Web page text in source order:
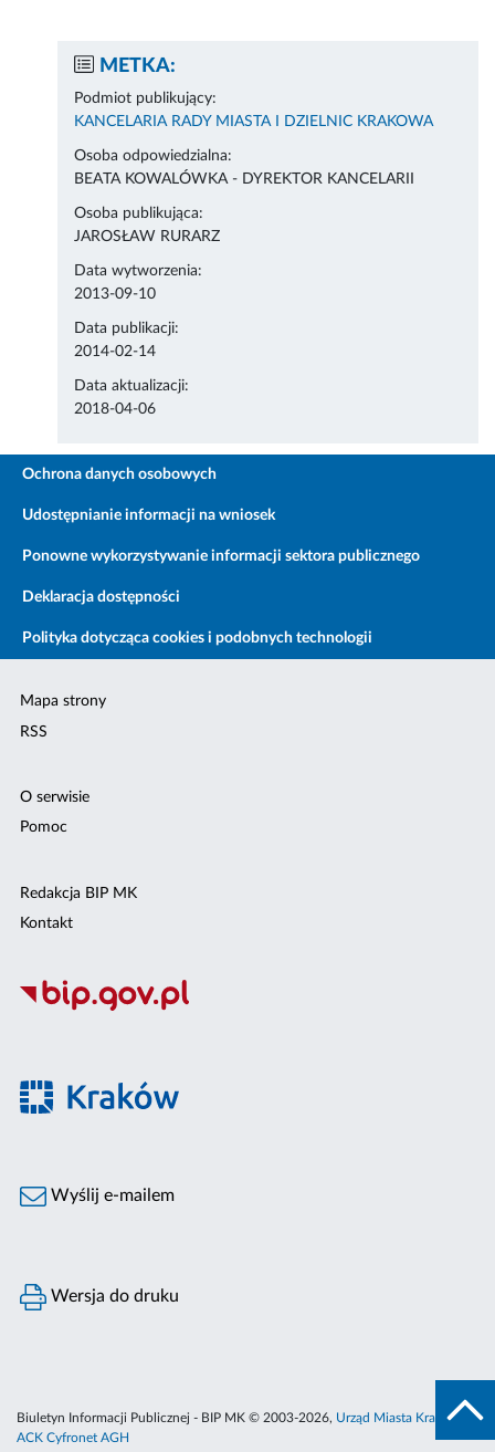
METKA:
Podmiot publikujący:
KANCELARIA RADY MIASTA I DZIELNIC KRAKOWA
Osoba odpowiedzialna:
BEATA KOWALÓWKA - DYREKTOR KANCELARII
Osoba publikująca:
JAROSŁAW RURARZ
Data wytworzenia:
2013-09-10
Data publikacji:
2014-02-14
Data aktualizacji:
2018-04-06
Ochrona danych osobowych
Udostępnianie informacji na wniosek
Ponowne wykorzystywanie informacji sektora publicznego
Deklaracja dostępności
Polityka dotycząca cookies i podobnych technologii
Mapa strony
RSS
O serwisie
Pomoc
Redakcja BIP MK
Kontakt
Wyślij e-mailem
Wersja do druku
Biuletyn Informacji Publicznej - BIP MK © 2003-2026, Urząd Miasta Krakowa
ACK Cyfronet AGH